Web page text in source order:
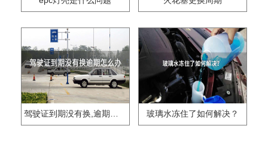
玻璃水冻住了如何解决？